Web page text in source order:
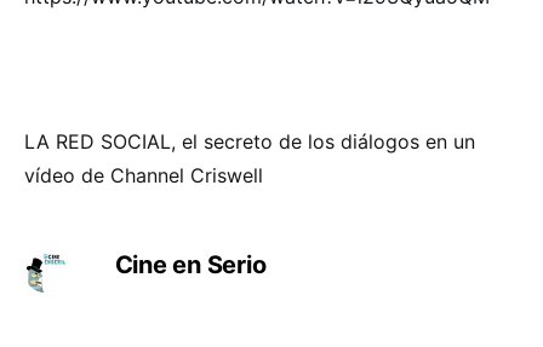
LA RED SOCIAL, el secreto de los diálogos en un
vídeo de Channel Criswell
Cine en Serio